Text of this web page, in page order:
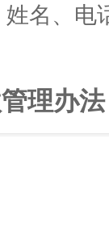
名、电
理办法